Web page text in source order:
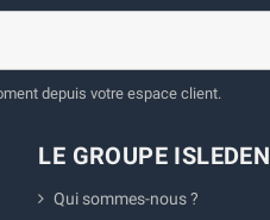
depuis votre espace client.
LE GROUPE ISLEDEN
Qui sommes-nous ?